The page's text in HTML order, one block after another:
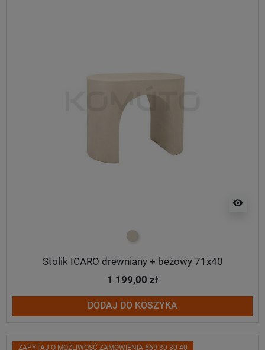
visibility
beżowy
Stolik ICARO drewniany + beżowy 71x40
1 199,00 zł
DODAJ DO KOSZYKA
ZAPYTAJ O MOŻLIWOŚĆ ZAMÓWIENIA 669 30 30 40